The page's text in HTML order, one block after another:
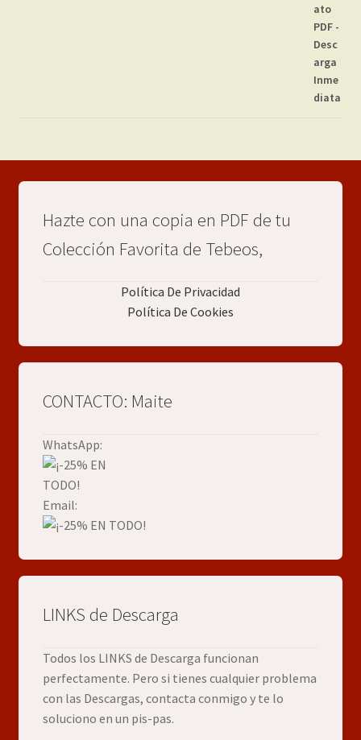
Hazte con una copia en PDF de tu
Colección Favorita de Tebeos,
Política De Privacidad
Política De Cookies
CONTACTO: Maite
WhatsApp:
Email:
LINKS de Descarga
Todos los LINKS de Descarga funcionan
perfectamente. Pero si tienes cualquier problema
con las Descargas, contacta conmigo y te lo
soluciono en un pis-pas.